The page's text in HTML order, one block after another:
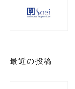
最近の投稿